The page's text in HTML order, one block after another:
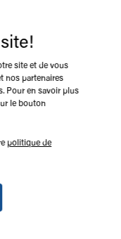
site et de vous
nos partenaires
Pour en savoir plus
le bouton
politique de
EN SAVOIR PLUS
Center.